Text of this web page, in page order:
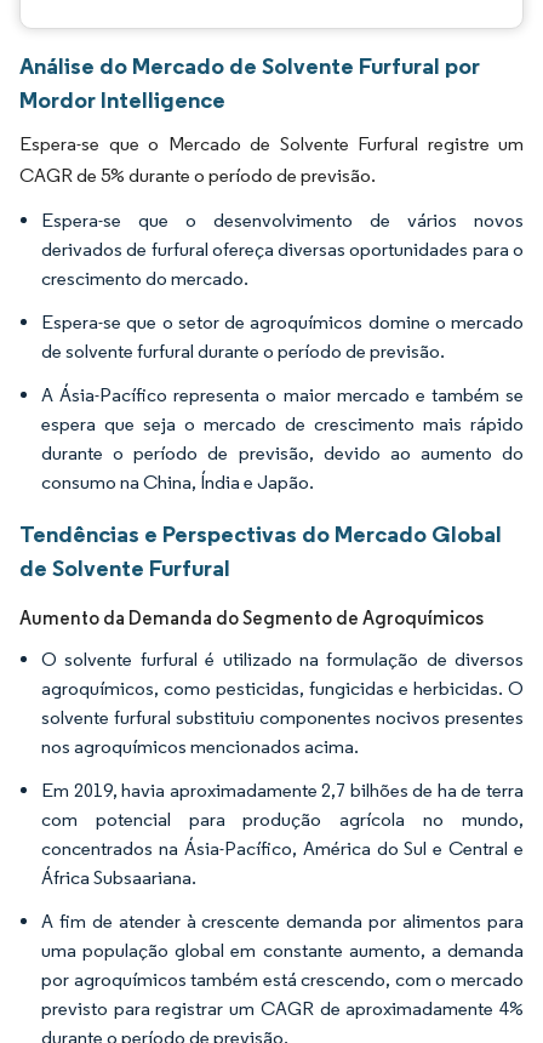
Análise do Mercado de Solvente Furfural por
Mordor Intelligence
Espera-se que o Mercado de Solvente Furfural registre um
CAGR de 5% durante o período de previsão.
Espera-se que o desenvolvimento de vários novos
derivados de furfural ofereça diversas oportunidades para o
crescimento do mercado.
Espera-se que o setor de agroquímicos domine o mercado
de solvente furfural durante o período de previsão.
A Ásia-Pacífico representa o maior mercado e também se
espera que seja o mercado de crescimento mais rápido
durante o período de previsão, devido ao aumento do
consumo na China, Índia e Japão.
Tendências e Perspectivas do Mercado Global
de Solvente Furfural
Aumento da Demanda do Segmento de Agroquímicos
O solvente furfural é utilizado na formulação de diversos
agroquímicos, como pesticidas, fungicidas e herbicidas. O
solvente furfural substituiu componentes nocivos presentes
nos agroquímicos mencionados acima.
Em 2019, havia aproximadamente 2,7 bilhões de ha de terra
com potencial para produção agrícola no mundo,
concentrados na Ásia-Pacífico, América do Sul e Central e
África Subsaariana.
A fim de atender à crescente demanda por alimentos para
uma população global em constante aumento, a demanda
por agroquímicos também está crescendo, com o mercado
previsto para registrar um CAGR de aproximadamente 4%
durante o período de previsão.